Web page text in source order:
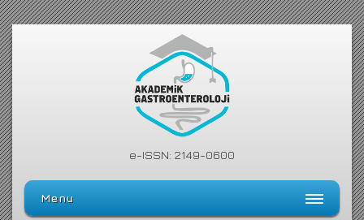
e-ISSN: 2149-0600
Menu